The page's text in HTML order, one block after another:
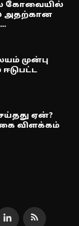
அதற்கான
முன்பு
ஏன்?
விளக்கம்